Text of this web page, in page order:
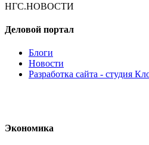
НГС.НОВОСТИ
Деловой портал
Блоги
Новости
Разработка сайта - студия
Экономика